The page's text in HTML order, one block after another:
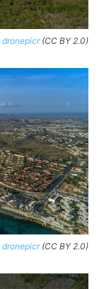
dronepicr(CC BY 2.0)
dronepicr(CC BY 2.0)